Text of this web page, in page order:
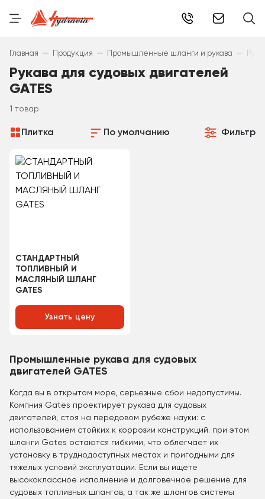
Главная — Продукция — Промышленные шланги и рукава —
Рукава для судовых двигателей
GATES
1 товар
Плитка По умолчанию Фильтр
СТАНДАРТНЫЙ
ТОПЛИВНЫЙ И
МАСЛЯНЫЙ ШЛАНГ
GATES
Узнать цену
Промышленные рукава для судовых
двигателей GATES
Когда вы в открытом море, серьезные сбои недопустимы.
Компния Gates проектирует рукава для судовых
двигателей, стоя на передовом рубеже науки: с
использованием стойких к коррозии конструкций. при этом
шланги Gates остаются гибкими, что облегчает их
установку в труднодоступных местах и пригодными для
тяжелых условий эксплуатации. Если вы ищете
высококлассное исполнение и долговечное решение для
судовых топливных шлангов, а так же шлангов системы